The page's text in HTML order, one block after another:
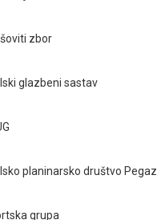
zbor
glazbeni sastav
planinarsko društvo Pegaz
grupa